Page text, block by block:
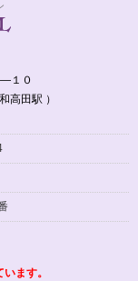
１０
高田駅 ）
ます。